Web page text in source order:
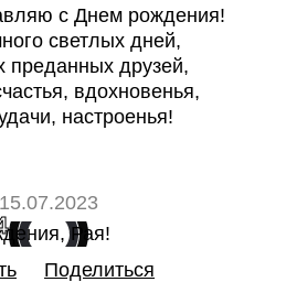
с Днем рождения!
светлых дней,
преданных друзей,
вдохновенья,
настроенья!
15.07.2023
0
Поделиться